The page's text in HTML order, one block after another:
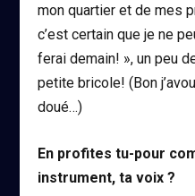
mon quartier et de mes
c’est certain que je ne
ferai demain! », un peu
petite bricole! (Bon
doué…)
En profites tu-pour
instrument, ta voix ?